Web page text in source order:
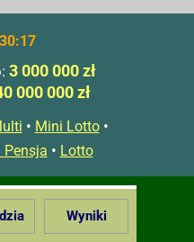
3 000 000 zł
000 000 zł
• Mini Lotto•
Pensja • Lotto
Wyniki